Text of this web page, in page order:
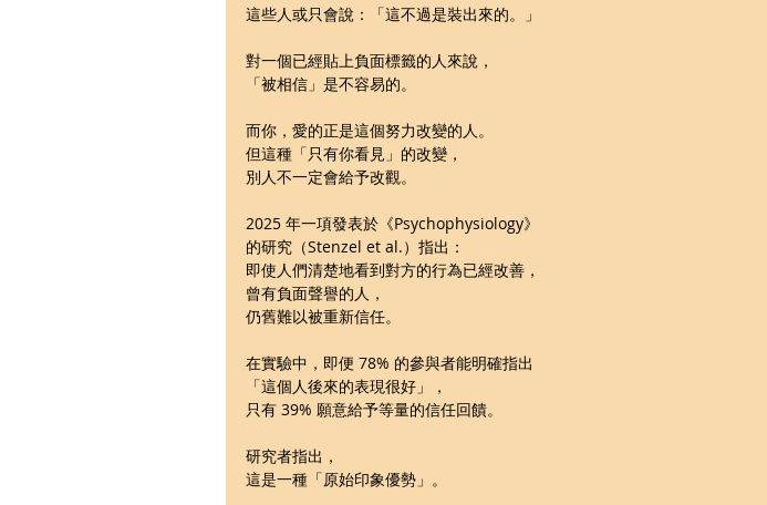
這些人或只會說：「這不過是裝出來的。」
對一個已經貼上負面標籤的人來說，
「被相信」是不容易的。
而你，愛的正是這個努力改變的人。
但這種「只有你看見」的改變，
別人不一定會給予改觀。
2025 年一項發表於《Psychophysiology》
的研究（Stenzel et al.）指出：
即使人們清楚地看到對方的行為已經改善，
曾有負面聲譽的人，
仍舊難以被重新信任。
在實驗中，即便 78% 的參與者能明確指出
「這個人後來的表現很好」，
只有 39% 願意給予等量的信任回饋。
研究者指出，
這是一種「原始印象優勢」。